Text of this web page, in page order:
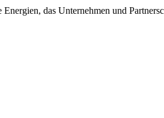
das Unternehmen und